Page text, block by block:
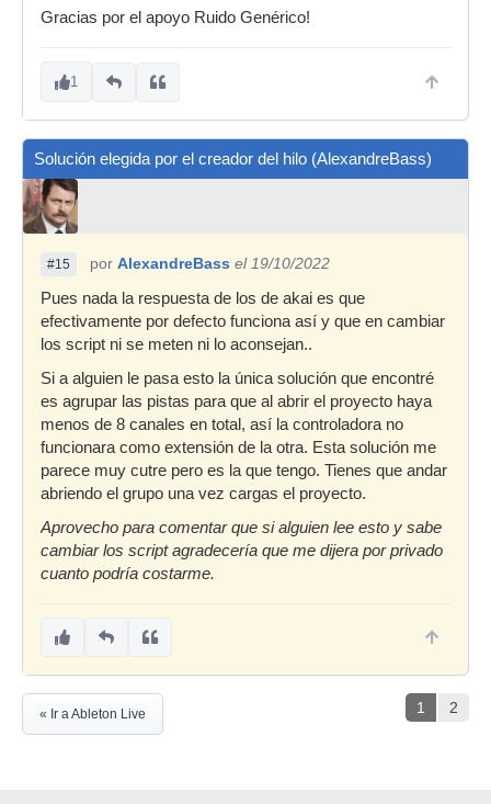
Gracias por el apoyo Ruido Genérico!
1
Solución elegida por el creador del hilo (AlexandreBass)
#15 por AlexandreBass el 19/10/2022
Pues nada la respuesta de los de akai es que
efectivamente por defecto funciona así y que en cambiar
los script ni se meten ni lo aconsejan..
Si a alguien le pasa esto la única solución que encontré
es agrupar las pistas para que al abrir el proyecto haya
menos de 8 canales en total, así la controladora no
funcionara como extensión de la otra. Esta solución me
parece muy cutre pero es la que tengo. Tienes que andar
abriendo el grupo una vez cargas el proyecto.
Aprovecho para comentar que si alguien lee esto y sabe
cambiar los script agradecería que me dijera por privado
cuanto podría costarme.
1 2
« Ir a Ableton Live